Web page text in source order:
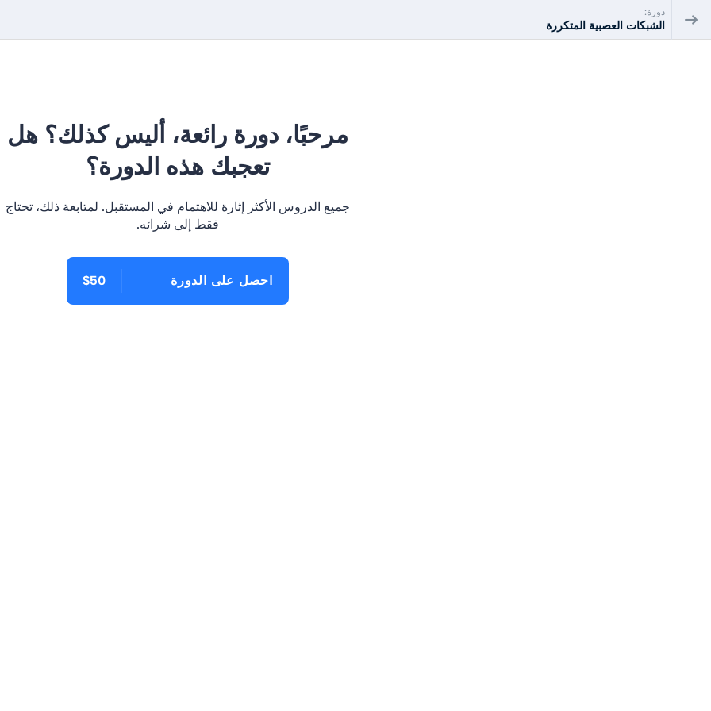
دورة:
الشبكات العصبية المتكررة
مرحبًا، دورة رائعة، أليس كذلك؟ هل
تعجبك هذه الدورة؟
جميع الدروس الأكثر إثارة للاهتمام في المستقبل. لمتابعة ذلك، تحتاج
فقط إلى شرائه.
احصل على الدورة $50